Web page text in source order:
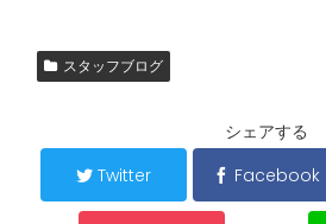
スタッフブログ
シェアする
Twitter
Facebook